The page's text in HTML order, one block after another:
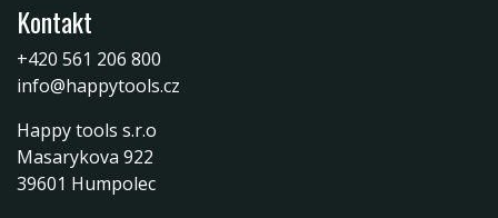
Kontakt
+420 561 206 800
info@happytools.cz
Happy tools s.r.o
Masarykova 922
39601 Humpolec